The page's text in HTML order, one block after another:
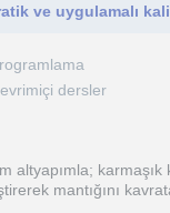
ve uygulamalı
dersler
altyapımla; karmaşık
mantığını